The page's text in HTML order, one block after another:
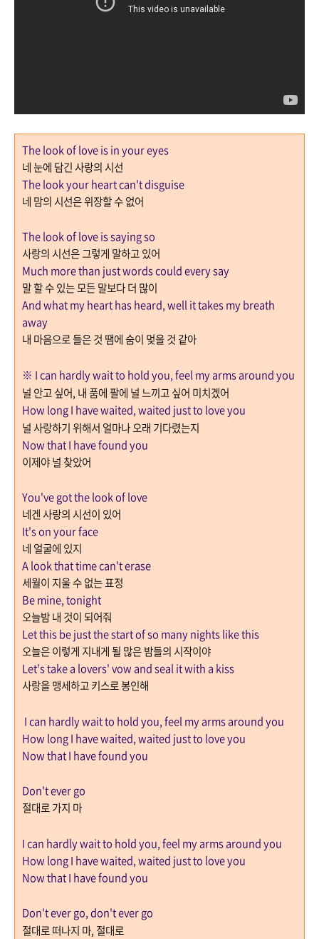
The look of love is in your eyes
네 눈에 담긴 사랑의 시선
The look your heart can't disguise
네 맘의 시선은 위장할 수 없어
The look of love is saying so
사랑의 시선은 그렇게 말하고 있어
Much more than just words could every say
말 할 수 있는 모든 말보다 더 많이
And what my heart has heard, well it takes my breath
away
내 마음으로 들은 것 땜에 숨이 멎을 것 같아
※ I can hardly wait to hold you, feel my arms around you
널 안고 싶어, 내 품에 팔에 널 느끼고 싶어 미치겠어
How long I have waited, waited just to love you
널 사랑하기 위해서 얼마나 오래 기다렸는지
Now that I have found you
이제야 널 찾았어
You've got the look of love
네겐 사랑의 시선이 있어
It's on your face
네 얼굴에 있지
A look that time can't erase
세월이 지울 수 없는 표정
Be mine, tonight
오늘밤 내 것이 되어줘
Let this be just the start of so many nights like this
오늘은 이렇게 지내게 될 많은 밤들의 시작이야
Let's take a lovers' vow and seal it with a kiss
사랑을 맹세하고 키스로 봉인해
I can hardly wait to hold you, feel my arms around you
How long I have waited, waited just to love you
Now that I have found you
Don't ever go
절대로 가지 마
I can hardly wait to hold you, feel my arms around you
How long I have waited, waited just to love you
Now that I have found you
Don't ever go, don't ever go
절대로 떠나지 마, 절대로